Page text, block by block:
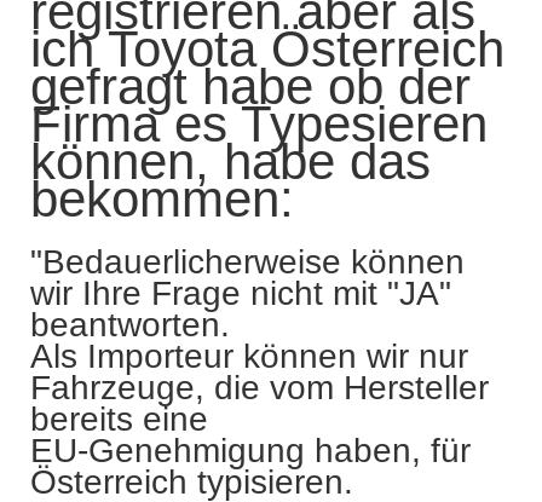
registrieren aber als
ich Toyota Österreich
gefragt habe ob der
Firma es Typesieren
können, habe das
bekommen:
"Bedauerlicherweise können
wir Ihre Frage nicht mit "JA"
beantworten.
Als Importeur können wir nur
Fahrzeuge, die vom Hersteller
bereits eine
EU-Genehmigung haben, für
Österreich typisieren.